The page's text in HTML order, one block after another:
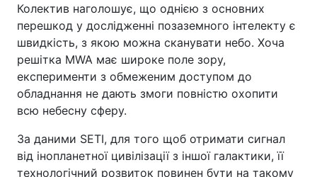
Колектив наголошує, що однією з основних
перешкод у дослідженні позаземного інтелекту є
швидкість, з якою можна сканувати небо. Хоча
решітка MWA має широке поле зору,
експерименти з обмеженим доступом до
обладнання не дають змоги повністю охопити
всю небесну сферу.
За даними SETI, для того щоб отримати сигнал
від інопланетної цивілізації з іншої галактики, її
технологічний розвиток повинен бути на такому